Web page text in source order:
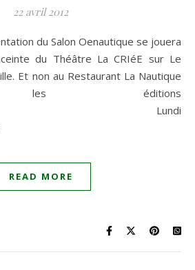
22 avril 2012
du Théâtre La CRIéE sur Le
Et non au Restaurant La Nautique
les éditions
Lundi
READ MORE